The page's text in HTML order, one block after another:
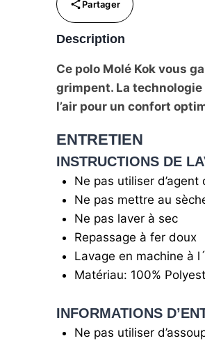
Description
Ce polo Molé Kok vous
grimpent. La
l’air pour un confort
ENTRETIEN
INSTRUCTIONS DE
Ne pas utiliser
Ne pas mettre au
Ne pas laver à sec
Repassage à fer doux
Lavage en machine à
Matériau: 100%
INFORMATIONS
Ne pas utiliser